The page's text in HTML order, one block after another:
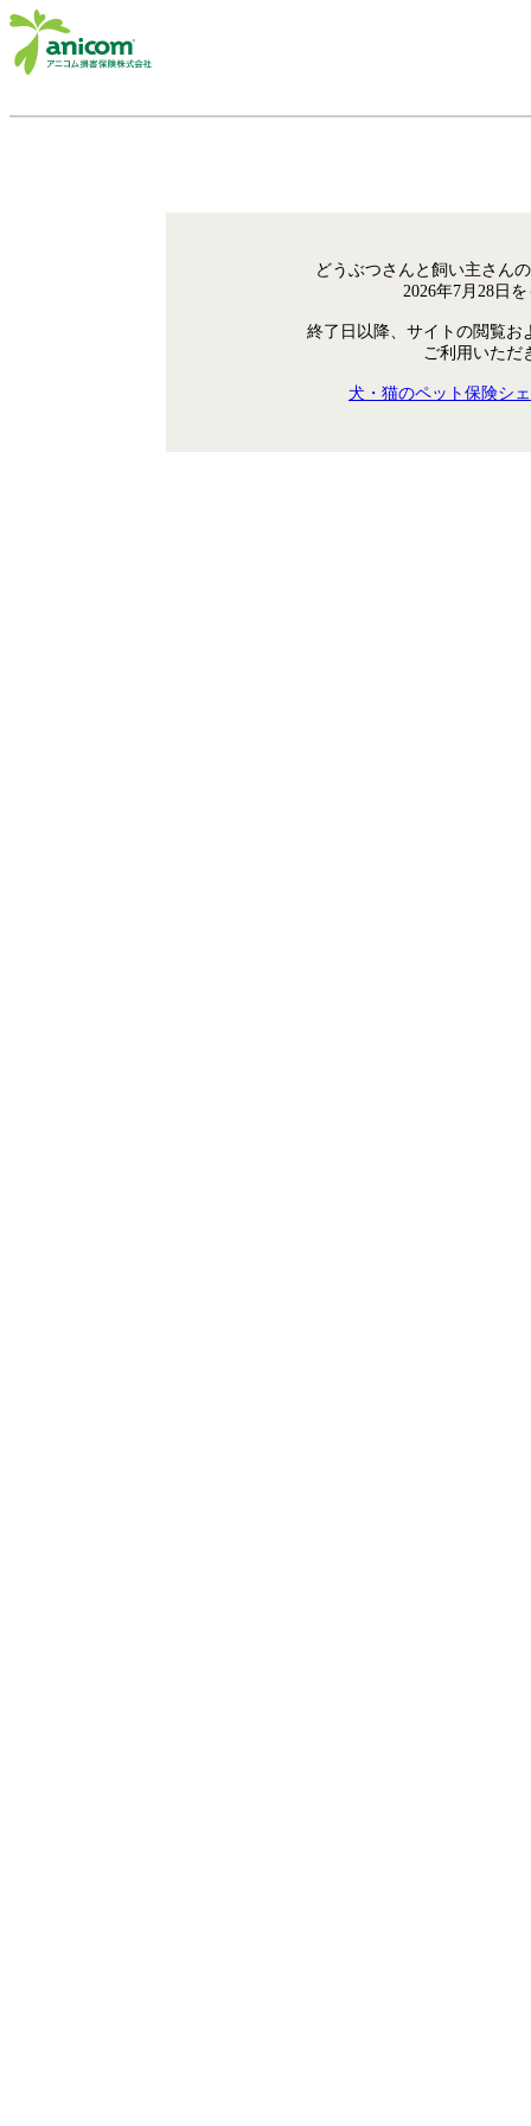
どうぶつさんと飼い主さん
2026年7月28日
終了日以降、サイトの閲覧お
ご利用いただ
犬・猫のペット保険シ